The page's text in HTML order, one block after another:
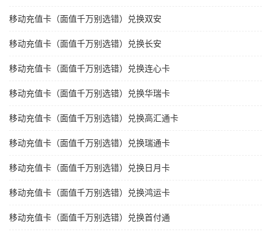
移动充值卡（面值千万别选错）兑换双安
移动充值卡（面值千万别选错）兑换长安
移动充值卡（面值千万别选错）兑换连心卡
移动充值卡（面值千万别选错）兑换华瑞卡
移动充值卡（面值千万别选错）兑换高汇通卡
移动充值卡（面值千万别选错）兑换瑞通卡
移动充值卡（面值千万别选错）兑换日月卡
移动充值卡（面值千万别选错）兑换鸿运卡
移动充值卡（面值千万别选错）兑换首付通